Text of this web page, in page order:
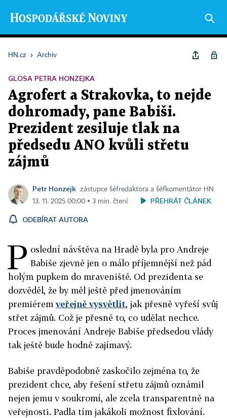
HN.cz › Archiv
GLOSA PETRA HONZEJKA
Agrofert a Strakovka, to nejde
dohromady, pane Babiši.
Prezident zesiluje tlak na
předsedu ANO kvůli střetu
zájmů
Petr Honzejk
zástupce šéfredaktora a šéfkomentátor HN
13. 11. 2025 00:00 ▪ 3 min. čtení
PŘEHRÁT ČLÁNEK
ODEBÍRAT AUTORA
P oslední návštěva na Hradě byla pro Andreje
Babiše zjevně jen o málo příjemnější než pád
holým pupkem do mraveniště. Od prezidenta se
dozvěděl, že by měl ještě před jmenováním
premiéremveřejně vysvětlit, jak přesně vyřeší svůj
střet zájmů. Což je přesně to, co udělat nechce.
Proces jmenování Andreje Babiše předsedou vlády
tak ještě bude hodně zajímavý.
Babiše pravděpodobně zaskočilo zejména to, že
prezident chce, aby řešení střetu zájmů oznámil
nejen jemu v soukromí, ale zcela transparentně na
veřejnosti. Padla tím jakákoli možnost fixlování.